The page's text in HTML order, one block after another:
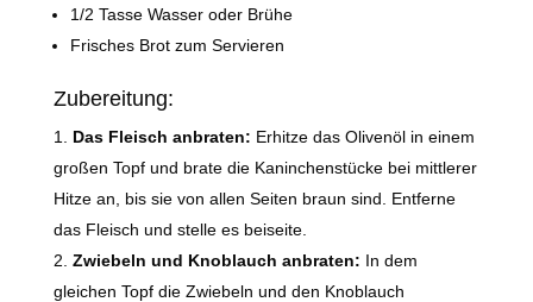
1/2 Tasse Wasser oder Brühe
Frisches Brot zum Servieren
Zubereitung:
Das Fleisch anbraten: Erhitze das Olivenöl in einem
großen Topf und brate die Kaninchenstücke bei mittlerer
Hitze an, bis sie von allen Seiten braun sind. Entferne
das Fleisch und stelle es beiseite.
Zwiebeln und Knoblauch anbraten: In dem
gleichen Topf die Zwiebeln und den Knoblauch